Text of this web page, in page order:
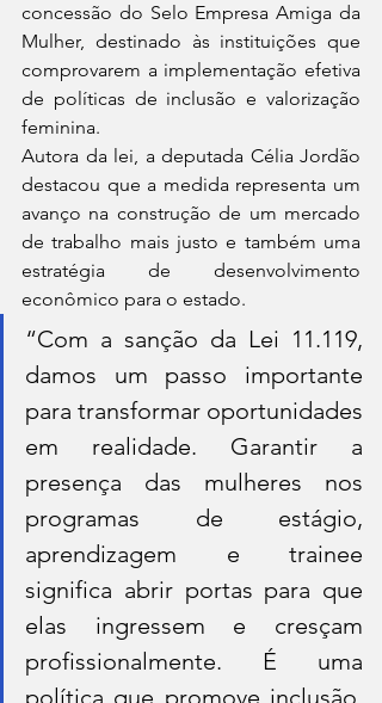
concessão do Selo Empresa Amiga da
Mulher, destinado às instituições que
comprovarem a implementação efetiva
de políticas de inclusão e valorização
feminina.
Autora da lei, a deputada Célia Jordão
destacou que a medida representa um
avanço na construção de um mercado
de trabalho mais justo e também uma
estratégia de desenvolvimento
econômico para o estado.
“Com a sanção da Lei 11.119,
damos um passo importante
para transformar oportunidades
em realidade. Garantir a
presença das mulheres nos
programas de estágio,
aprendizagem e trainee
significa abrir portas para que
elas ingressem e cresçam
profissionalmente. É uma
política que promove inclusão,